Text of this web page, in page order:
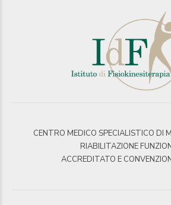
CENTRO MEDICO SPECIALISTICO DI
RIABILITAZIONE
ACCREDITATO E